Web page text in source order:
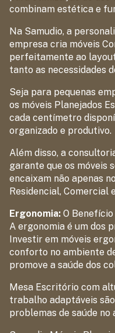
combinam estética e
Na Samudio, a
empresa cria móveis
perfeitamente ao
tanto as necessidades
Seja para pequenas
os móveis Planejados
cada centímetro
organizado e produtivo.
Além disso, a
garante que os móveis
encaixam não apenas
Residencial, Comercial
Ergonomia: O
A ergonomia é um dos
Investir em móveis
conforto no ambiente
promove a saúde dos
Mesa Escritório com
trabalho adaptáveis
problemas de saúde